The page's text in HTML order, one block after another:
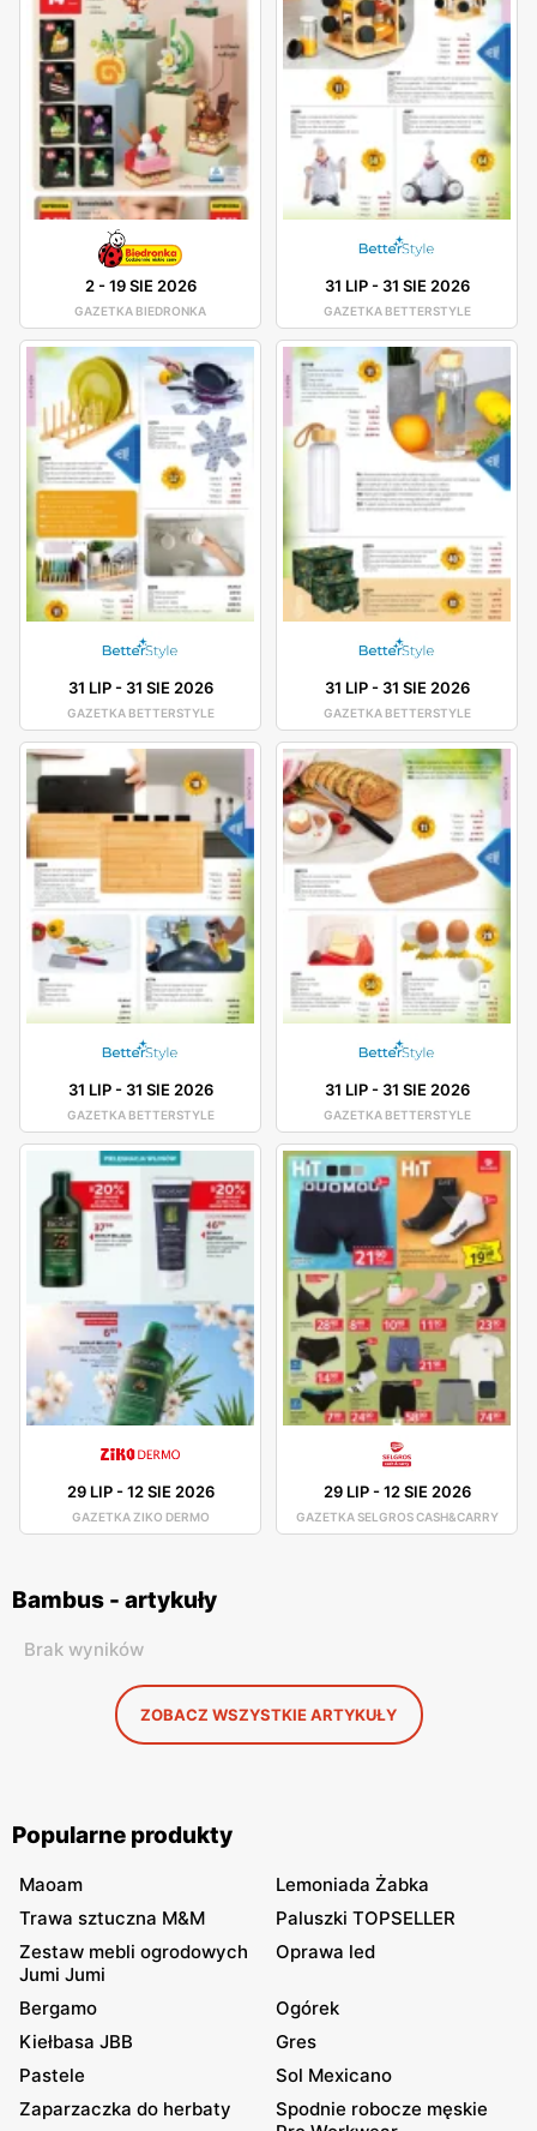
2-19 SIE 2026
GAZETKA BIEDRONKA
31 LIP- 31 SIE 2026
GAZETKA BETTERSTYLE
31 LIP- 31 SIE 2026
GAZETKA BETTERSTYLE
31 LIP- 31 SIE 2026
GAZETKA BETTERSTYLE
31 LIP- 31 SIE 2026
GAZETKA BETTERSTYLE
31 LIP- 31 SIE 2026
GAZETKA BETTERSTYLE
29 LIP-12 SIE 2026
GAZETKA ZIKO DERMO
29 LIP-12 SIE 2026
GAZETKA SELGROS CASH&CARRY
Bambus - artykuły
Brak wyników
ZOBACZ WSZYSTKIE ARTYKUŁY
Popularne produkty
Maoam
Lemoniada Żabka
Trawa sztuczna M&M
Paluszki TOPSELLER
Zestaw mebli ogrodowych
Jumi Jumi
Oprawa led
Bergamo
Ogórek
Kiełbasa JBB
Gres
Pastele
Sol Mexicano
Zaparzaczka do herbaty
Spodnie robocze męskie